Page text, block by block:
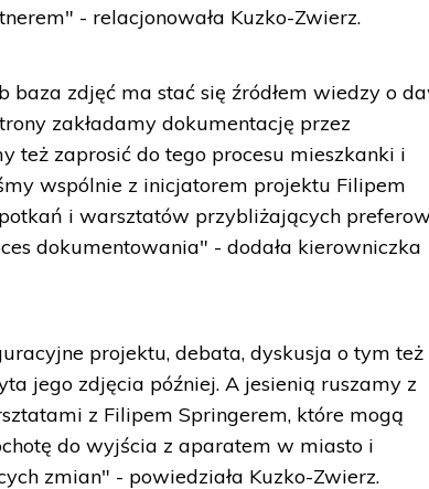
- relacjonowała Kuzko-Zwierz.
baza zdjęć ma stać się źródłem wiedzy o
zakładamy dokumentację przez
też zaprosić do tego procesu mieszkanki i
wspólnie z inicjatorem projektu Filipem
i warsztatów przybliżających
dokumentowania" - dodała kierowniczka
projektu, debata, dyskusja o tym też
jego zdjęcia później. A jesienią ruszamy z
z Filipem Springerem, które mogą
do wyjścia z aparatem w miasto i
zmian" - powiedziała Kuzko-Zwierz.